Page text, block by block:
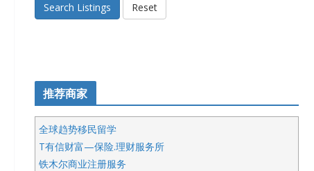
Search Listings Reset
推荐商家
全球趋势移民留学
T有信财富—保险.理财服务所
铁木尔商业注册服务